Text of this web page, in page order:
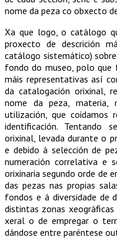
nome da peza co obxecto
Xa que logo, o catálogo
proxecto de descrición
catálogo sistemático)
fondo do museo, polo que
máis representativas así
da catalogación orixinal,
nome da peza, materia,
utilización, que coidamos
identificación. Tentando
orixinal, levada durante o
e debido á selección de
numeración correlativa e
orixinaria segundo orde de
das pezas nas propias
fondos e á diversidade de
distintas zonas
xeral o de empregar o
dándose entre paréntese